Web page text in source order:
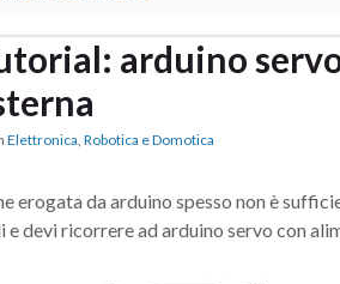
arduino
Elettronica, Robotica e Domotica
erogata da arduino spesso non è
e devi ricorrere ad arduino servo con